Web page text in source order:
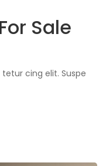
Sale
cing elit. Suspe